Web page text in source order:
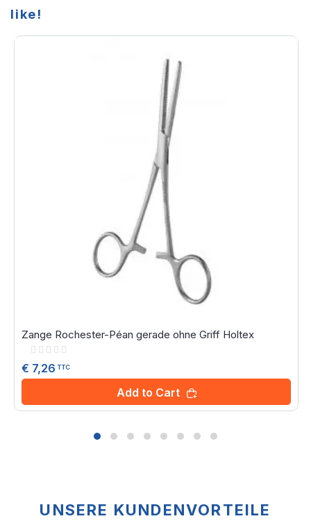
like!
Zange Rochester-Péan gerade ohne Griff Holtex
Rating:
€ 7,26 TTC
Add to Cart
UNSERE KUNDENVORTEILE